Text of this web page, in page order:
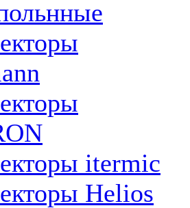
itermic
Helios